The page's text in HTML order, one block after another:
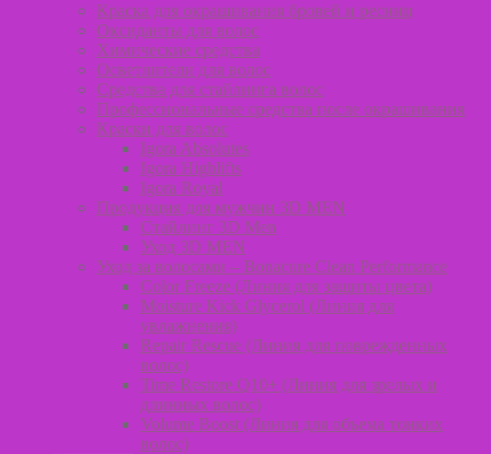
Краска для окрашивания бровей и ресниц
Оксиданты для волос
Химические средства
Осветлители для волос
Средства для стайлинга волос
Профессиональные средства после окрашивания
Краски для волос
Igora Absolutes
Igora Highlifts
Igora Royal
Продукция для мужчин 3D MEN
Стайлинг 3D Men
Уход 3D MEN
Уход за волосами – Bonacure Clean Performance
Color Freeze (Линия для защиты цвета)
Moisture Kick Glycerol (Линия для
увлажнения)
Repair Rescue (Линия для поврежденных
волос)
Time Restore Q10+ (Линия для зрелых и
длинных волос)
Volume Boost (Линия для объема тонких
волос)